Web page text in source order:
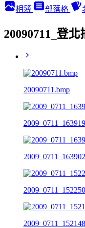
相簿 部落格
20090711_登
20090711.bmp